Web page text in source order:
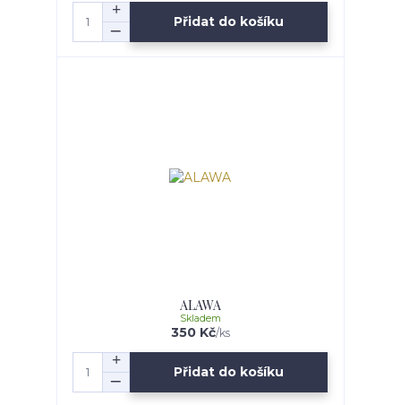
Přidat do košíku
ALAWA
350 Kč/ks
Skladem
Přidat do košíku